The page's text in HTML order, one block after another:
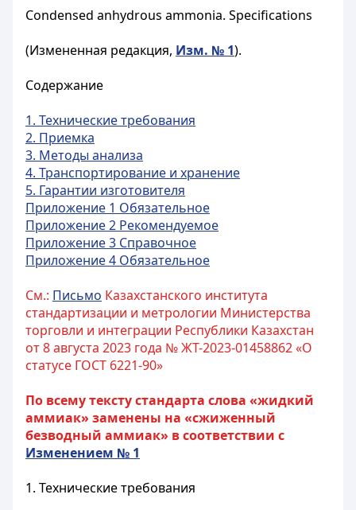
Condensed anhydrous ammonia. Specifications
(Измененная редакция, Изм. № 1).
Содержание
1. Технические требования
2. Приемка
3. Методы анализа
4. Транспортирование и хранение
5. Гарантии изготовителя
Приложение 1 Обязательное
Приложение 2 Рекомендуемое
Приложение 3 Справочное
Приложение 4 Обязательное
См.: Письмо Казахстанского института
стандартизации и метрологии Министерства
торговли и интеграции Республики Казахстан
от 8 августа 2023 года № ЖТ-2023-01458862 «О
статусе ГОСТ 6221-90»
По всему тексту стандарта слова «жидкий
аммиак» заменены на «сжиженный
безводный аммиак» в соответствии с
Изменением № 1
1. Технические требования